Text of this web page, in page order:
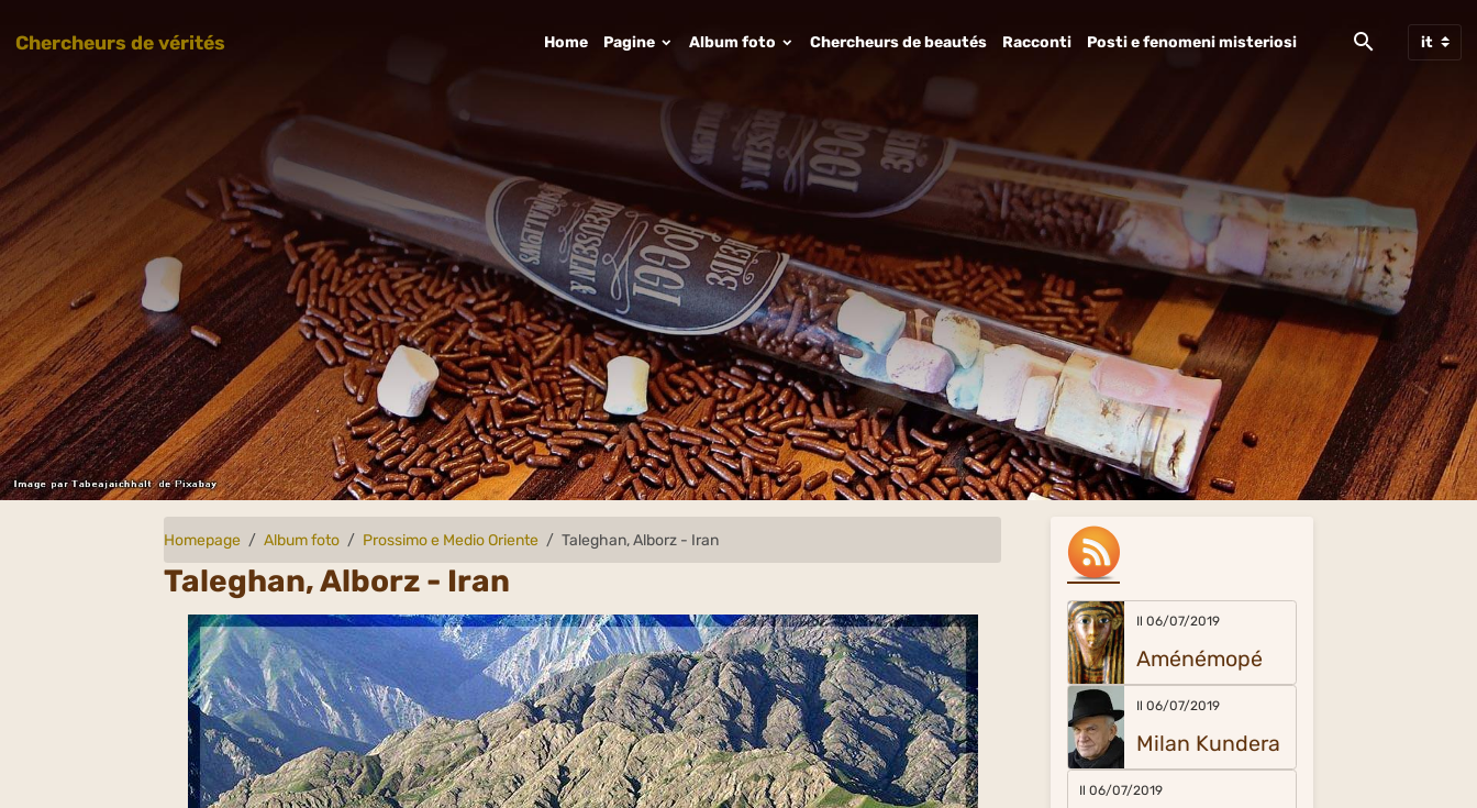
Chercheurs de vérités Home Pagine Album foto Chercheurs de beautés Racconti Posti e fenomeni misteriosi
Homepage Album foto Prossimo e Medio Oriente Taleghan, Alborz - Iran
Taleghan, Alborz - Iran
Il 06/07/2019
Aménémopé
Il 06/07/2019
Milan Kundera
Il 06/07/2019